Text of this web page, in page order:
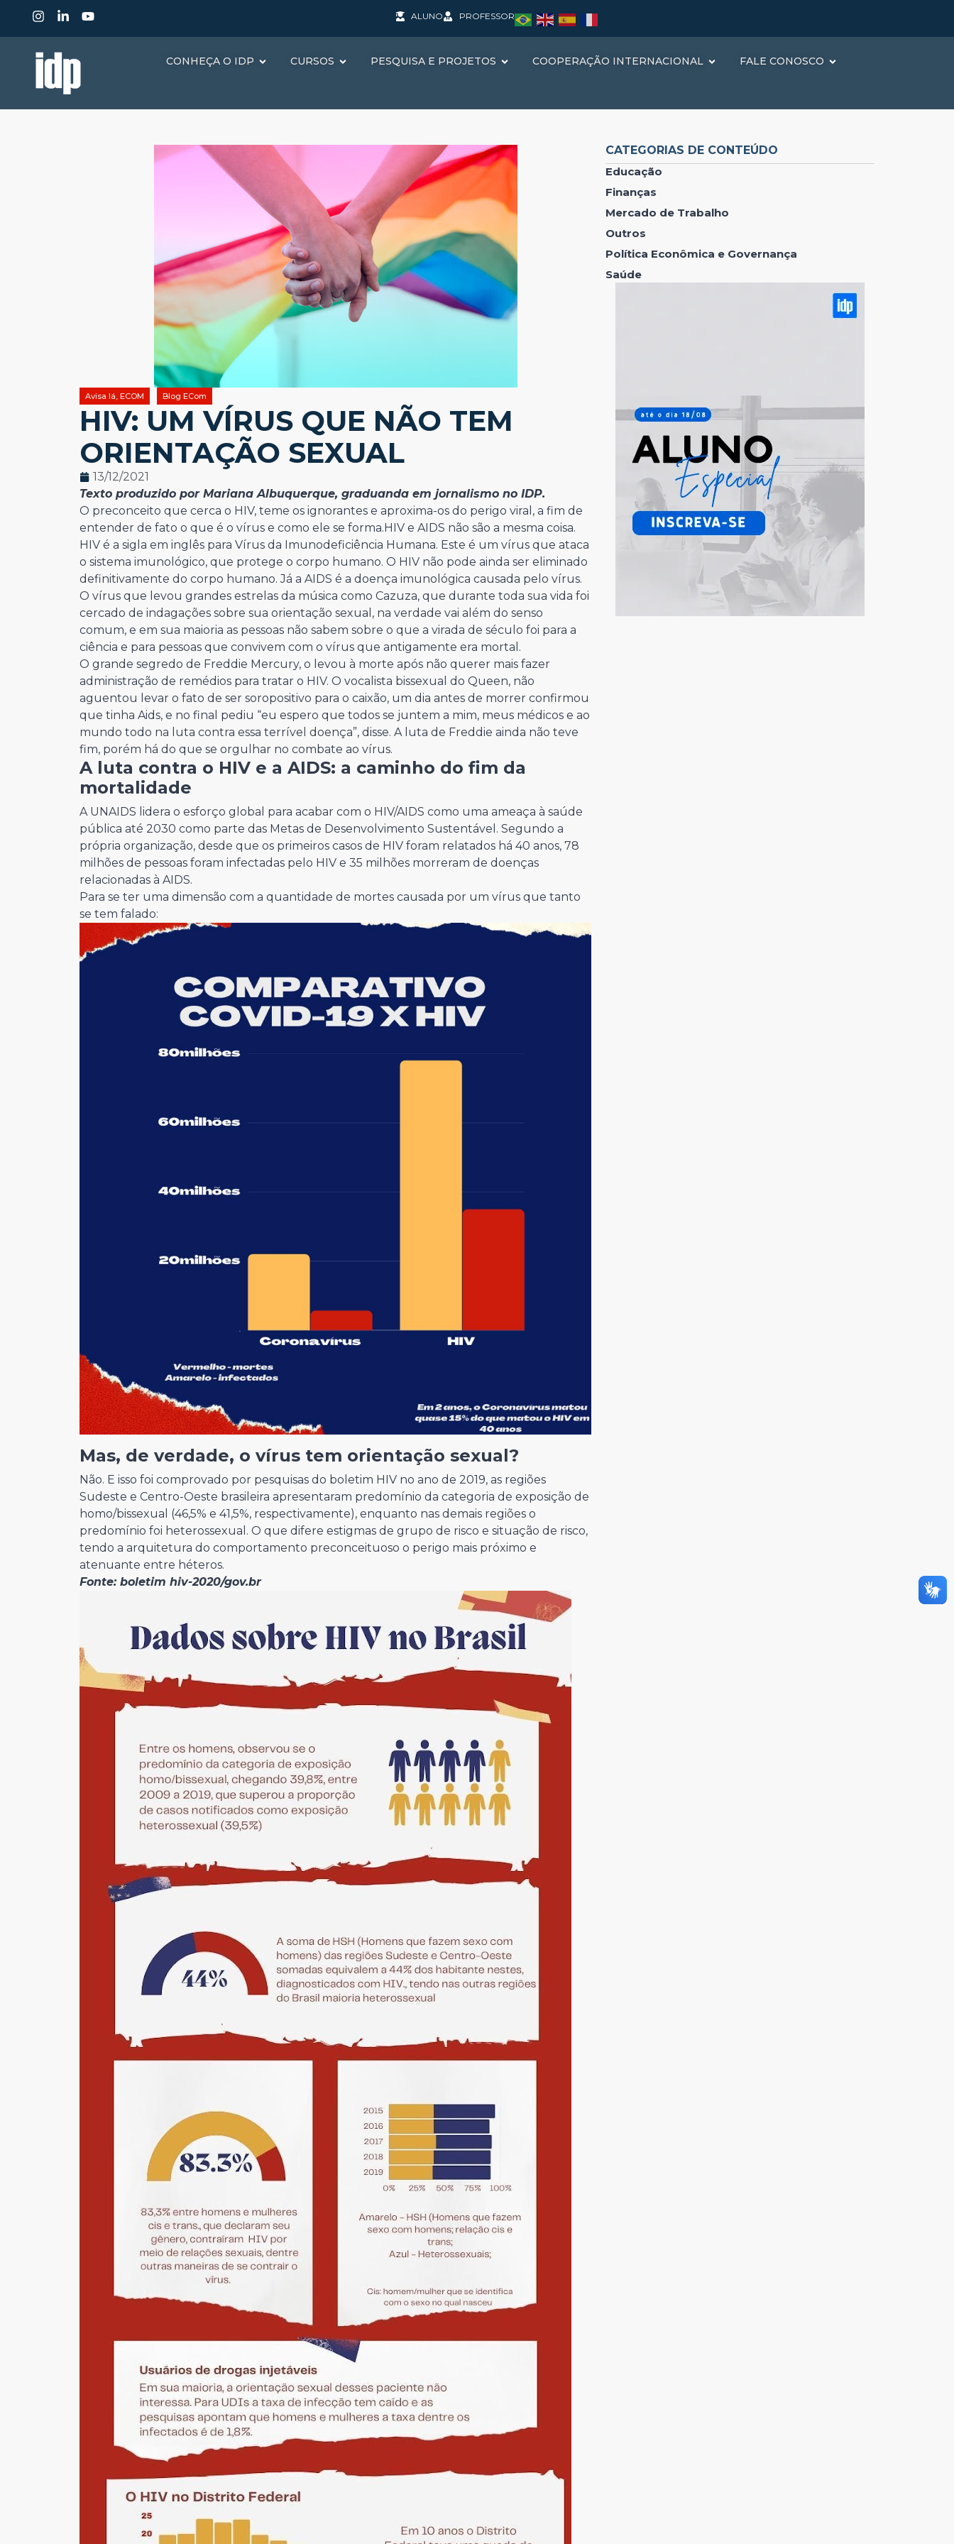
ALUNO PROFESSOR
CONHEÇA O IDP CURSOS PESQUISA E PROJETOS COOPERAÇÃO INTERNACIONAL FALE CONOSCO
Avisa lá, ECOM Blog ECom
HIV: UM VÍRUS QUE NÃO TEM
ORIENTAÇÃO SEXUAL
13/12/2021
Texto produzido por Mariana Albuquerque, graduanda em jornalismo no IDP.
O preconceito que cerca o HIV, teme os ignorantes e aproxima-os do perigo viral, a fim de
entender de fato o que é o vírus e como ele se forma.HIV e AIDS não são a mesma coisa.
HIV é a sigla em inglês para Vírus da Imunodeficiência Humana. Este é um vírus que ataca
o sistema imunológico, que protege o corpo humano. O HIV não pode ainda ser eliminado
definitivamente do corpo humano. Já a AIDS é a doença imunológica causada pelo vírus.
O vírus que levou grandes estrelas da música como Cazuza, que durante toda sua vida foi
cercado de indagações sobre sua orientação sexual, na verdade vai além do senso
comum, e em sua maioria as pessoas não sabem sobre o que a virada de século foi para a
ciência e para pessoas que convivem com o vírus que antigamente era mortal.
O grande segredo de Freddie Mercury, o levou à morte após não querer mais fazer
administração de remédios para tratar o HIV. O vocalista bissexual do Queen, não
aguentou levar o fato de ser soropositivo para o caixão, um dia antes de morrer confirmou
que tinha Aids, e no final pediu “eu espero que todos se juntem a mim, meus médicos e ao
mundo todo na luta contra essa terrível doença”, disse. A luta de Freddie ainda não teve
fim, porém há do que se orgulhar no combate ao vírus.
A luta contra o HIV e a AIDS: a caminho do fim da
mortalidade
A UNAIDS lidera o esforço global para acabar com o HIV/AIDS como uma ameaça à saúde
pública até 2030 como parte das Metas de Desenvolvimento Sustentável. Segundo a
própria organização, desde que os primeiros casos de HIV foram relatados há 40 anos, 78
milhões de pessoas foram infectadas pelo HIV e 35 milhões morreram de doenças
relacionadas à AIDS.
Para se ter uma dimensão com a quantidade de mortes causada por um vírus que tanto
se tem falado:
Mas, de verdade, o vírus tem orientação sexual?
Não. E isso foi comprovado por pesquisas do boletim HIV no ano de 2019, as regiões
Sudeste e Centro-Oeste brasileira apresentaram predomínio da categoria de exposição de
homo/bissexual (46,5% e 41,5%, respectivamente), enquanto nas demais regiões o
predomínio foi heterossexual. O que difere estigmas de grupo de risco e situação de risco,
tendo a arquitetura do comportamento preconceituoso o perigo mais próximo e
atenuante entre héteros.
Fonte: boletim hiv-2020/gov.br
CATEGORIAS DE CONTEÚDO
Educação
Finanças
Mercado de Trabalho
Outros
Política Econômica e Governança
Saúde